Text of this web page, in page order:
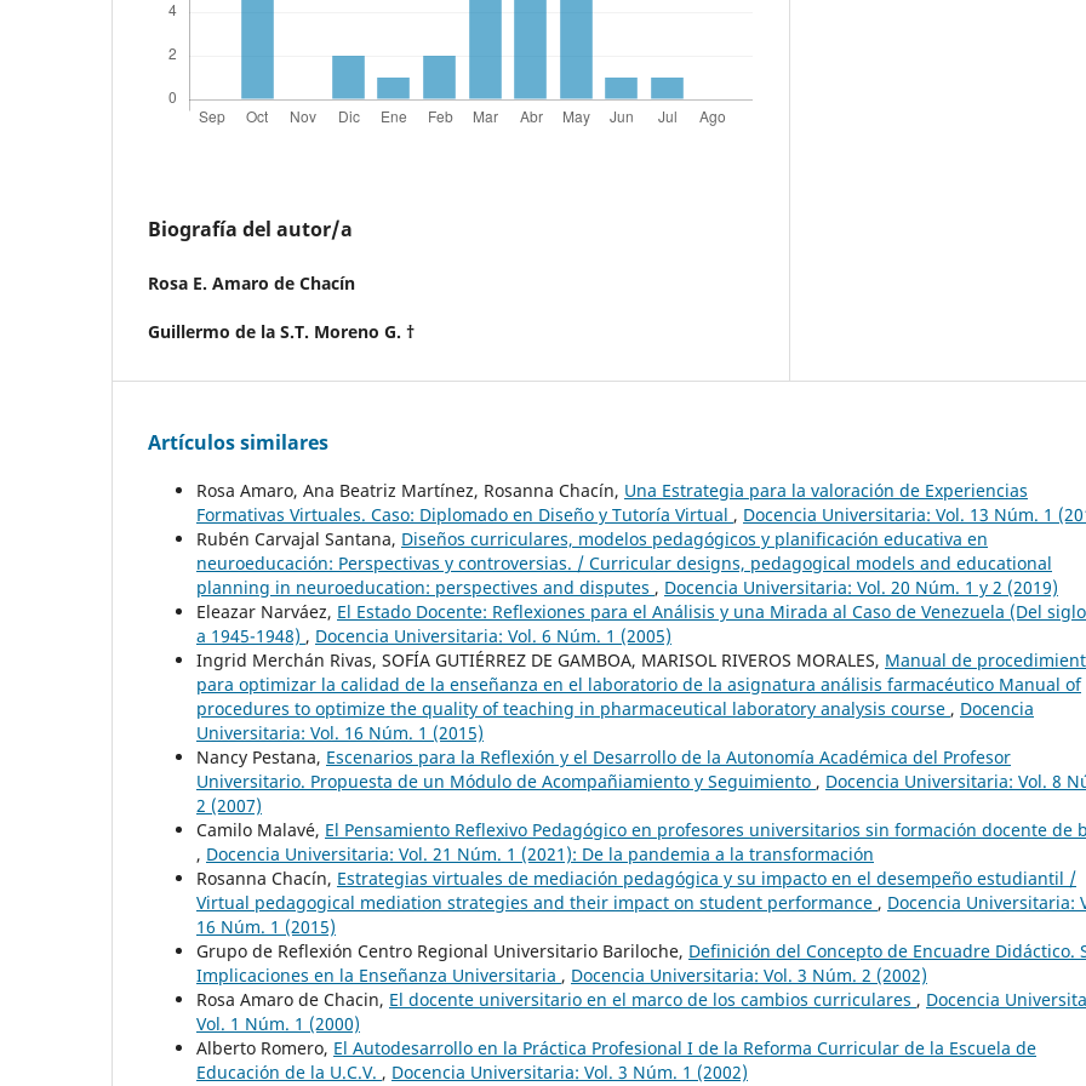
Biografía del autor/a
Rosa E. Amaro de Chacín
Guillermo de la S.T. Moreno G. †
Artículos similares
Rosa Amaro, Ana Beatriz Martínez, Rosanna Chacín, Una Estrategia para la valoración de Experiencias
Formativas Virtuales. Caso: Diplomado en Diseño y Tutoría Virtual , Docencia Universitaria: Vol. 13 Núm. 1
Rubén Carvajal Santana, Diseños curriculares, modelos pedagógicos y planificación educativa en
neuroeducación: Perspectivas y controversias. / Curricular designs, pedagogical models and educational
planning in neuroeducation: perspectives and disputes , Docencia Universitaria: Vol. 20 Núm. 1 y 2 (2019)
Eleazar Narváez, El Estado Docente: Reflexiones para el Análisis y una Mirada al Caso de Venezuela (Del
a 1945-1948) , Docencia Universitaria: Vol. 6 Núm. 1 (2005)
Ingrid Merchán Rivas, SOFÍA GUTIÉRREZ DE GAMBOA, MARISOL RIVEROS MORALES, Manual de
para optimizar la calidad de la enseñanza en el laboratorio de la asignatura análisis farmacéutico Manual of
procedures to optimize the quality of teaching in pharmaceutical laboratory analysis course , Docencia
Universitaria: Vol. 16 Núm. 1 (2015)
Nancy Pestana, Escenarios para la Reflexión y el Desarrollo de la Autonomía Académica del Profesor
Universitario. Propuesta de un Módulo de Acompañiamiento y Seguimiento , Docencia Universitaria: Vol. 8
2 (2007)
Camilo Malavé, El Pensamiento Reflexivo Pedagógico en profesores universitarios sin formación docente de
, Docencia Universitaria: Vol. 21 Núm. 1 (2021): De la pandemia a la transformación
Rosanna Chacín, Estrategias virtuales de mediación pedagógica y su impacto en el desempeño estudiantil /
Virtual pedagogical mediation strategies and their impact on student performance , Docencia Universitaria:
16 Núm. 1 (2015)
Grupo de Reflexión Centro Regional Universitario Bariloche, Definición del Concepto de Encuadre Didáctico.
Implicaciones en la Enseñanza Universitaria , Docencia Universitaria: Vol. 3 Núm. 2 (2002)
Rosa Amaro de Chacin, El docente universitario en el marco de los cambios curriculares , Docencia
Vol. 1 Núm. 1 (2000)
Alberto Romero, El Autodesarrollo en la Práctica Profesional I de la Reforma Curricular de la Escuela de
Educación de la U.C.V. , Docencia Universitaria: Vol. 3 Núm. 1 (2002)